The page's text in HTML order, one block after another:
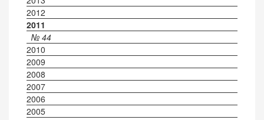
2012
2011
№ 44
2010
2009
2008
2007
2006
2005